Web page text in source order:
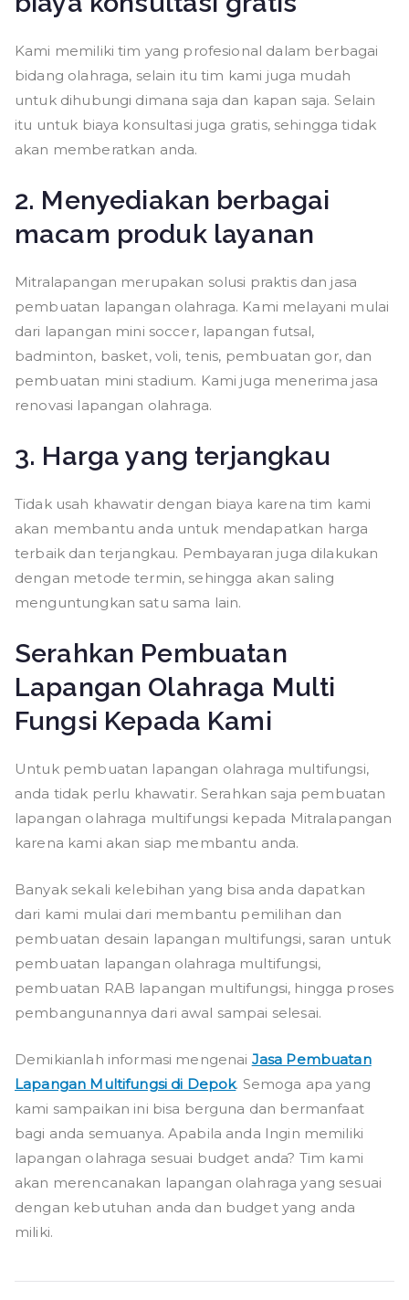
Kami memiliki tim yang profesional dalam berbagai
bidang olahraga, selain itu tim kami juga mudah
untuk dihubungi dimana saja dan kapan saja. Selain
itu untuk biaya konsultasi juga gratis, sehingga tidak
akan memberatkan anda.
2. Menyediakan berbagai
macam produk layanan
Mitralapangan merupakan solusi praktis dan jasa
pembuatan lapangan olahraga. Kami melayani mulai
dari lapangan mini soccer, lapangan futsal,
badminton, basket, voli, tenis, pembuatan gor, dan
pembuatan mini stadium. Kami juga menerima jasa
renovasi lapangan olahraga.
3. Harga yang terjangkau
Tidak usah khawatir dengan biaya karena tim kami
akan membantu anda untuk mendapatkan harga
terbaik dan terjangkau. Pembayaran juga dilakukan
dengan metode termin, sehingga akan saling
menguntungkan satu sama lain.
Serahkan Pembuatan
Lapangan Olahraga Multi
Fungsi Kepada Kami
Untuk pembuatan lapangan olahraga multifungsi,
anda tidak perlu khawatir. Serahkan saja pembuatan
lapangan olahraga multifungsi kepada Mitralapangan
karena kami akan siap membantu anda.
Banyak sekali kelebihan yang bisa anda dapatkan
dari kami mulai dari membantu pemilihan dan
pembuatan desain lapangan multifungsi, saran untuk
pembuatan lapangan olahraga multifungsi,
pembuatan RAB lapangan multifungsi, hingga proses
pembangunannya dari awal sampai selesai.
Demikianlah informasi mengenai Jasa Pembuatan
Lapangan Multifungsi di Depok. Semoga apa yang
kami sampaikan ini bisa berguna dan bermanfaat
bagi anda semuanya. Apabila anda Ingin memiliki
lapangan olahraga sesuai budget anda? Tim kami
akan merencanakan lapangan olahraga yang sesuai
dengan kebutuhan anda dan budget yang anda
miliki.